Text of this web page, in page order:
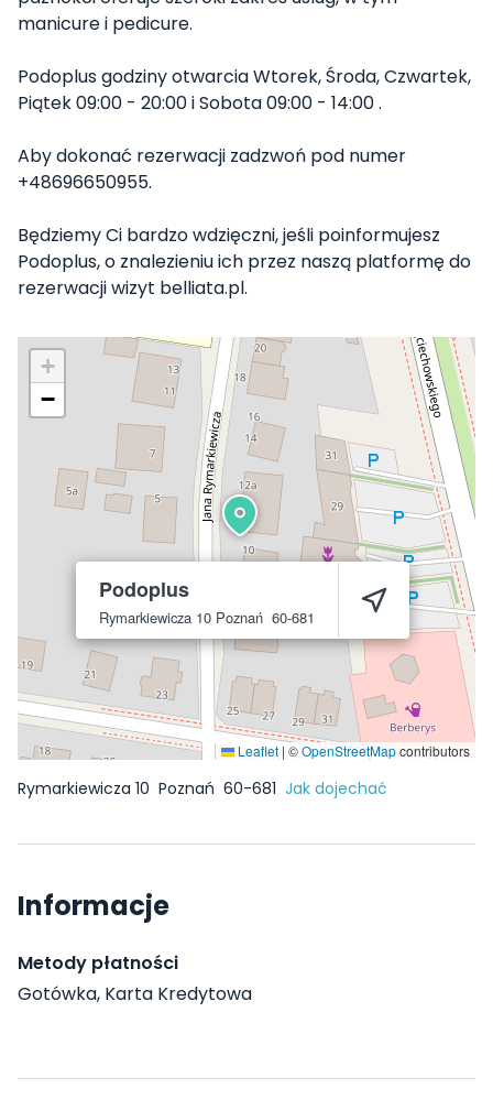
manicure i pedicure.
Podoplus godziny otwarcia Wtorek, Środa, Czwartek,
Piątek 09:00 - 20:00 i Sobota 09:00 - 14:00 .
Aby dokonać rezerwacji zadzwoń pod numer
+48696650955.
Będziemy Ci bardzo wdzięczni, jeśli poinformujesz
Podoplus, o znalezieniu ich przez naszą platformę do
rezerwacji wizyt belliata.pl.
Podoplus
Rymarkiewicza 10 Poznań 60-681
+
−
Leaflet | ©OpenStreetMapcontributors
Rymarkiewicza 10 Poznań 60-681 Jak dojechać
Informacje
Metody płatności
Gotówka, Karta Kredytowa